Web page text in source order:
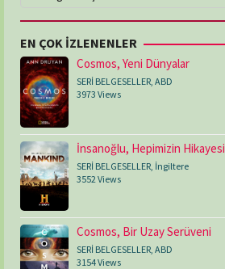
EN ÇOK İZLENENLER
Cosmos, Yeni Dünyalar
SERİ BELGESELLER, ABD
3973 Views
İnsanoğlu, Hepimizin Hikayesi
SERİ BELGESELLER, İngiltere
3552 Views
Cosmos, Bir Uzay Serüveni
SERİ BELGESELLER ABD
3154 Views